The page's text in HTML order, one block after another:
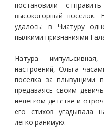
постановили
высокогорный
удалось: в Чиатуру
пылкими признаниями
Натура
настроений, Ольга
поселка за плывущими
предаваясь своим
нелегком детстве и
его стихов угадывала
легко ранимую.